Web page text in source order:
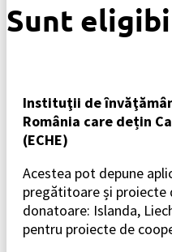
Sunt
Instituţii de
România care dețin
(ECHE)
Acestea pot depune
pregătitoare și
donatoare: Islanda,
pentru proiecte de